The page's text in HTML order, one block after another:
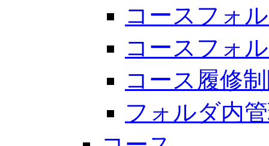
コースフォ
コースフォ
コース履修
フォルダ内